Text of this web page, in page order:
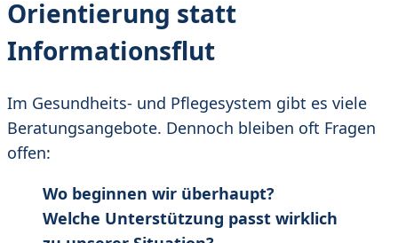
Orientierung statt
Informationsflut
Im Gesundheits- und Pflegesystem gibt es viele
Beratungsangebote. Dennoch bleiben oft Fragen
offen:
Wo beginnen wir überhaupt?
Welche Unterstützung passt wirklich